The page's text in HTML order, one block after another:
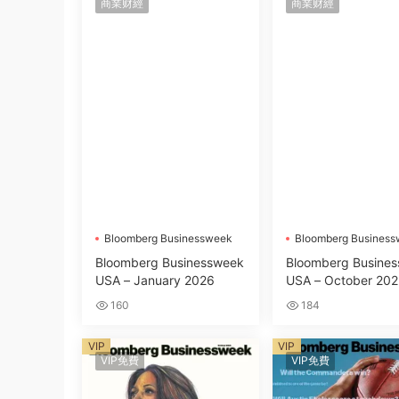
商業财經
Bloomberg Businessweek
Bloomberg Businessweek
USA – January 2026
160
商業财經
Bloomberg
Bloomberg
USA – October
184
VIP免費
VIP
VIP免費
VIP